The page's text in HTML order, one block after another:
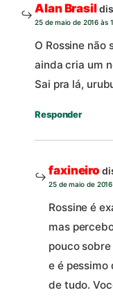
Alan Brasil
25 de maio de 2016 às
O Rossine não
ainda cria um
Sai pra lá,
Responder
faxineiro
25 de maio de
Rossine é
mas
pouco
e é pessimo
de tudo.